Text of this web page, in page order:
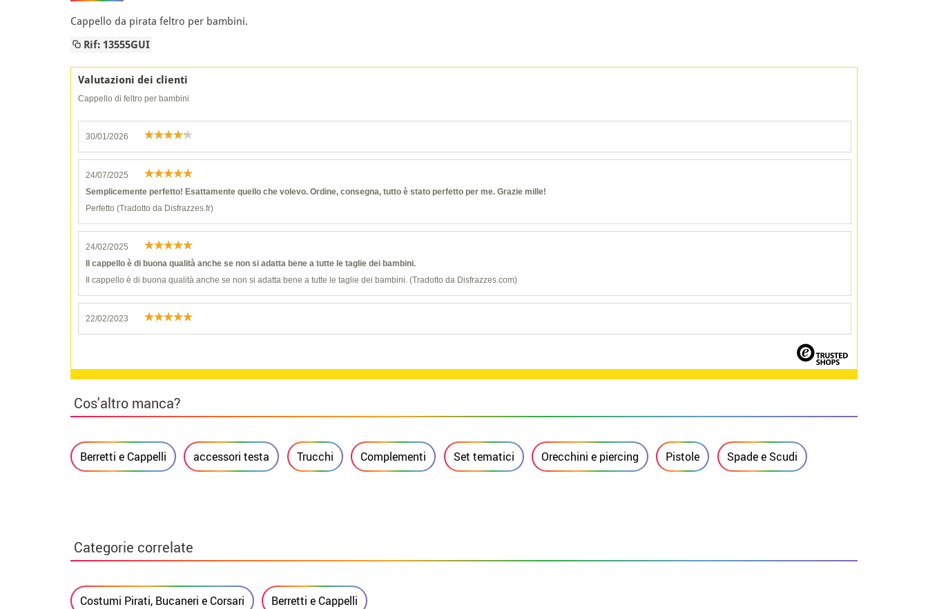
Cappello da pirata feltro per bambini.
Rif: 13555GUI
Valutazioni dei clienti
Cappello di feltro per bambini
30/01/2026
24/07/2025
Semplicemente perfetto! Esattamente quello che volevo. Ordine, consegna, tutto è stato perfetto per me. Grazie mille!
Perfetto (Tradotto da Disfrazzes.fr)
24/02/2025
Il cappello è di buona qualità anche se non si adatta bene a tutte le taglie dei bambini.
Il cappello è di buona qualità anche se non si adatta bene a tutte le taglie dei bambini. (Tradotto da Disfrazzes.com)
22/02/2023
Cos'altro manca?
Berretti e Cappelli accessori testa Trucchi Complementi Set tematici Orecchini e piercing Pistole Spade e Scudi
Categorie correlate
Costumi Pirati, Bucaneri e Corsari Berretti e Cappelli